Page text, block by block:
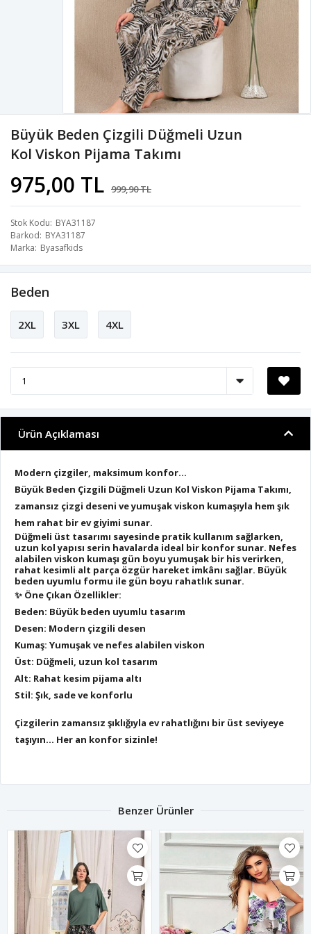
Büyük Beden Çizgili Düğmeli Uzun
Kol Viskon Pijama Takımı
975,00 TL 999,90 TL
Stok Kodu BYA31187
Barkod BYA31187
Marka Byasafkids
Beden
2XL 3XL 4XL
Ürün Açıklaması
Modern çizgiler, maksimum konfor…
Büyük Beden Çizgili Düğmeli Uzun Kol Viskon Pijama Takımı,
zamansız çizgi deseni ve yumuşak viskon kumaşıyla hem şık
hem rahat bir ev giyimi sunar.
Düğmeli üst tasarımı sayesinde pratik kullanım sağlarken,
uzun kol yapısı serin havalarda ideal bir konfor sunar. Nefes
alabilen viskon kumaşı gün boyu yumuşak bir his verirken,
rahat kesimli alt parça özgür hareket imkânı sağlar. Büyük
beden uyumlu formu ile gün boyu rahatlık sunar.
✨ Öne Çıkan Özellikler:
Beden: Büyük beden uyumlu tasarım
Desen: Modern çizgili desen
Kumaş: Yumuşak ve nefes alabilen viskon
Üst: Düğmeli, uzun kol tasarım
Alt: Rahat kesim pijama altı
Stil: Şık, sade ve konforlu
Çizgilerin zamansız şıklığıyla ev rahatlığını bir üst seviyeye
taşıyın… Her an konfor sizinle!
Benzer Ürünler